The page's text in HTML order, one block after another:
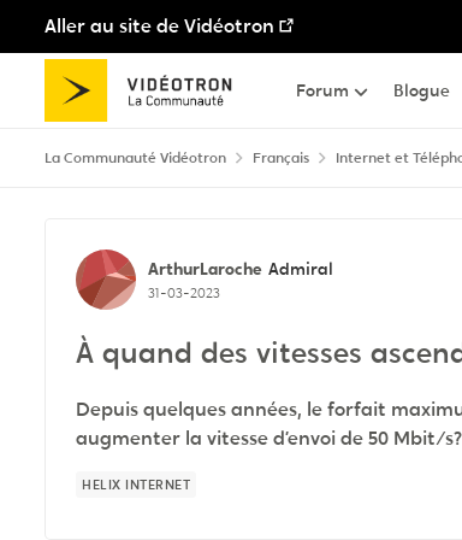
Aller au site de Vidéotron
Passer au contenu
Forum Blogue
La Communauté Vidéotron Français Internet et
Discussion de forum
ArthurLaroche Admiral
31-03-2023
À quand des vitesses
Depuis quelques années, le forfait
augmenter la vitesse d’envoi de 50 Mbit/s?
HELIX INTERNET